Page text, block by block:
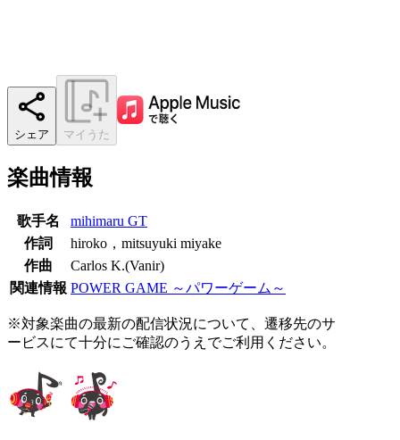
シェア マイうた
楽曲情報
歌手名
mihimaru GT
作詞
hiroko，mitsuyuki miyake
作曲
Carlos K.(Vanir)
関連情報 POWER GAME ～パワーゲーム～
※対象楽曲の最新の配信状況について、遷移先のサ
ービスにて十分にご確認のうえでご利用ください。